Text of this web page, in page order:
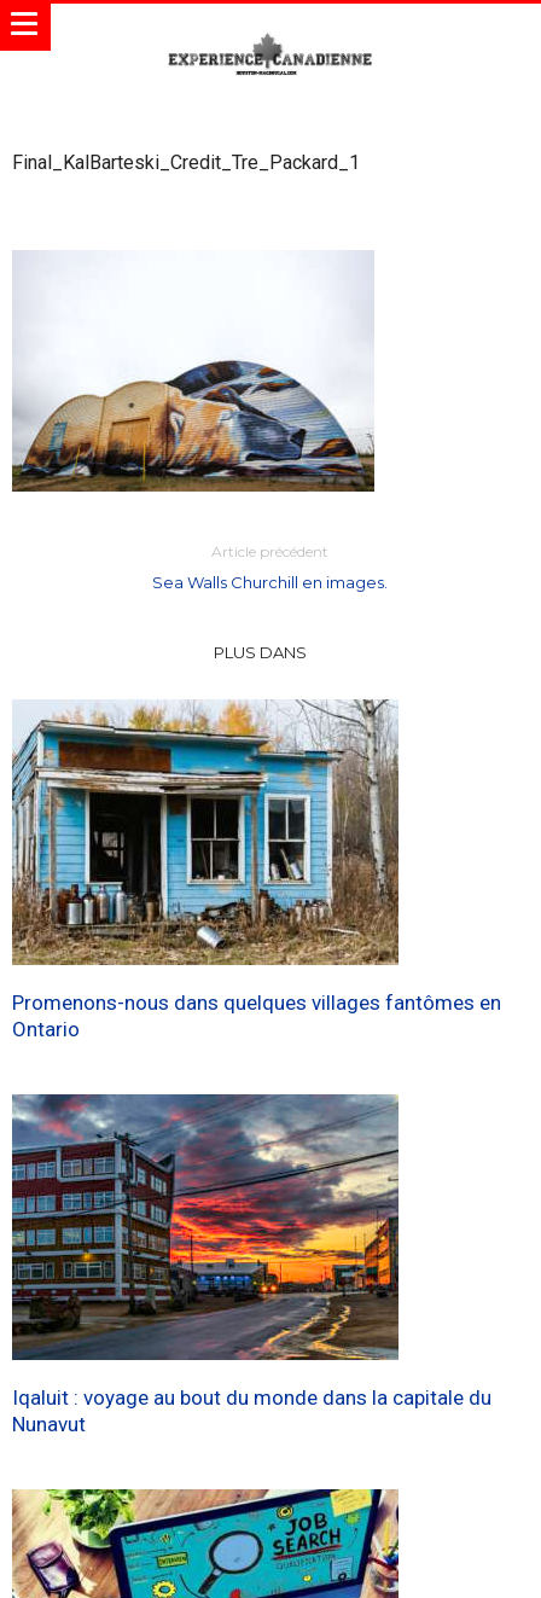
Final_KalBarteski_Credit_Tre_Packard_1
Article précédent
Sea Walls Churchill en images.
PLUS DANS
Promenons-nous dans quelques villages fantômes en
Ontario
Iqaluit : voyage au bout du monde dans la capitale du
Nunavut